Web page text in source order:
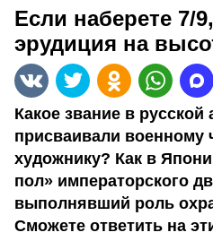
Если наберете 7/
эрудиция на
Какое звание в
присваивали военному
художнику? Как в
пол» императорского
выполнявший роль
Сможете ответить на